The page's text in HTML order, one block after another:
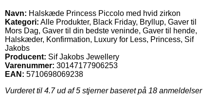
Navn: Halskæde Princess Piccolo med hvid zirkon
Kategori: Alle Produkter, Black Friday, Bryllup, Gaver til
Mors Dag, Gaver til din bedste veninde, Gaver til hende,
Halskæder, Konfirmation, Luxury for Less, Princess, Sif
Jakobs
Producent: Sif Jakobs Jewellery
Varenummer: 30147177906253
EAN: 5710698069238
Vurderet til 4.7ud af 5 stjerner baseret på 18 anmeldelser